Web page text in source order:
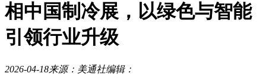
相中国制冷展，以绿色与智能
引领行业升级
2026-04-18来源：美通社编辑：